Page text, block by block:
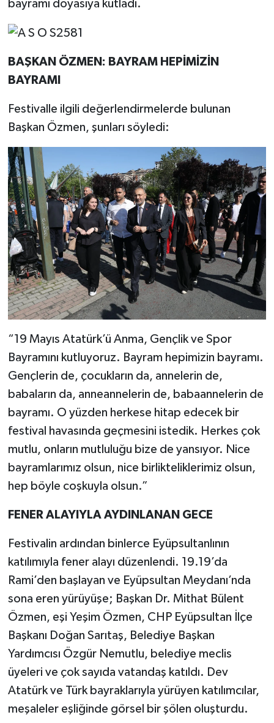
bayramı doyasıya kutladı.
BAŞKAN ÖZMEN: BAYRAM HEPİMİZİN
BAYRAMI
Festivalle ilgili değerlendirmelerde bulunan
Başkan Özmen, şunları söyledi:
“19 Mayıs Atatürk’ü Anma, Gençlik ve Spor
Bayramını kutluyoruz. Bayram hepimizin bayramı.
Gençlerin de, çocukların da, annelerin de,
babaların da, anneannelerin de, babaannelerin de
bayramı. O yüzden herkese hitap edecek bir
festival havasında geçmesini istedik. Herkes çok
mutlu, onların mutluluğu bize de yansıyor. Nice
bayramlarımız olsun, nice birlikteliklerimiz olsun,
hep böyle coşkuyla olsun.”
FENER ALAYIYLA AYDINLANAN GECE
Festivalin ardından binlerce Eyüpsultanlının
katılımıyla fener alayı düzenlendi. 19.19’da
Rami’den başlayan ve Eyüpsultan Meydanı’nda
sona eren yürüyüşe; Başkan Dr. Mithat Bülent
Özmen, eşi Yeşim Özmen, CHP Eyüpsultan İlçe
Başkanı Doğan Sarıtaş, Belediye Başkan
Yardımcısı Özgür Nemutlu, belediye meclis
üyeleri ve çok sayıda vatandaş katıldı. Dev
Atatürk ve Türk bayraklarıyla yürüyen katılımcılar,
meşaleler eşliğinde görsel bir şölen oluşturdu.